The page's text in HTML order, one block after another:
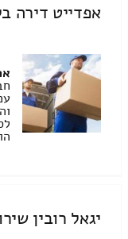
אפדייט דירה
יגאל רובין